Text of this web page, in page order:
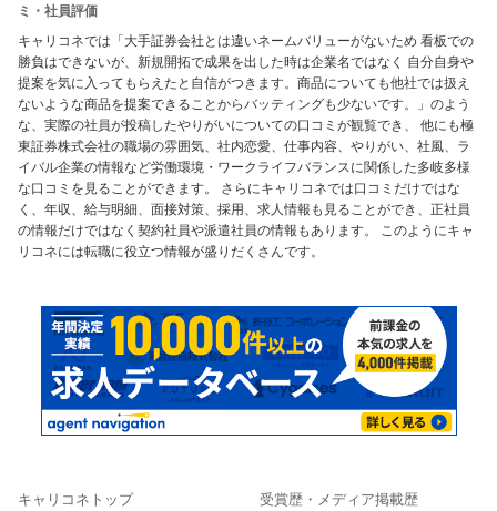
ミ・社員評価
キャリコネでは「大手証券会社とは違いネームバリューがないため 看板での
勝負はできないが、新規開拓で成果を出した時は企業名ではなく 自分自身や
提案を気に入ってもらえたと自信がつきます。商品についても他社では扱え
ないような商品を提案できることからバッティングも少ないです。」のよう
な、実際の社員が投稿したやりがいについての口コミが観覧でき、 他にも極
東証券株式会社の職場の雰囲気、社内恋愛、仕事内容、やりがい、社風、ラ
イバル企業の情報など労働環境・ワークライフバランスに関係した多岐多様
な口コミを見ることができます。 さらにキャリコネでは口コミだけではな
く、年収、給与明細、面接対策、採用、求人情報も見ることができ、正社員
の情報だけではなく契約社員や派遣社員の情報もあります。 このようにキャ
リコネには転職に役立つ情報が盛りだくさんです。
キャリコネトップ 受賞歴・メディア掲載歴